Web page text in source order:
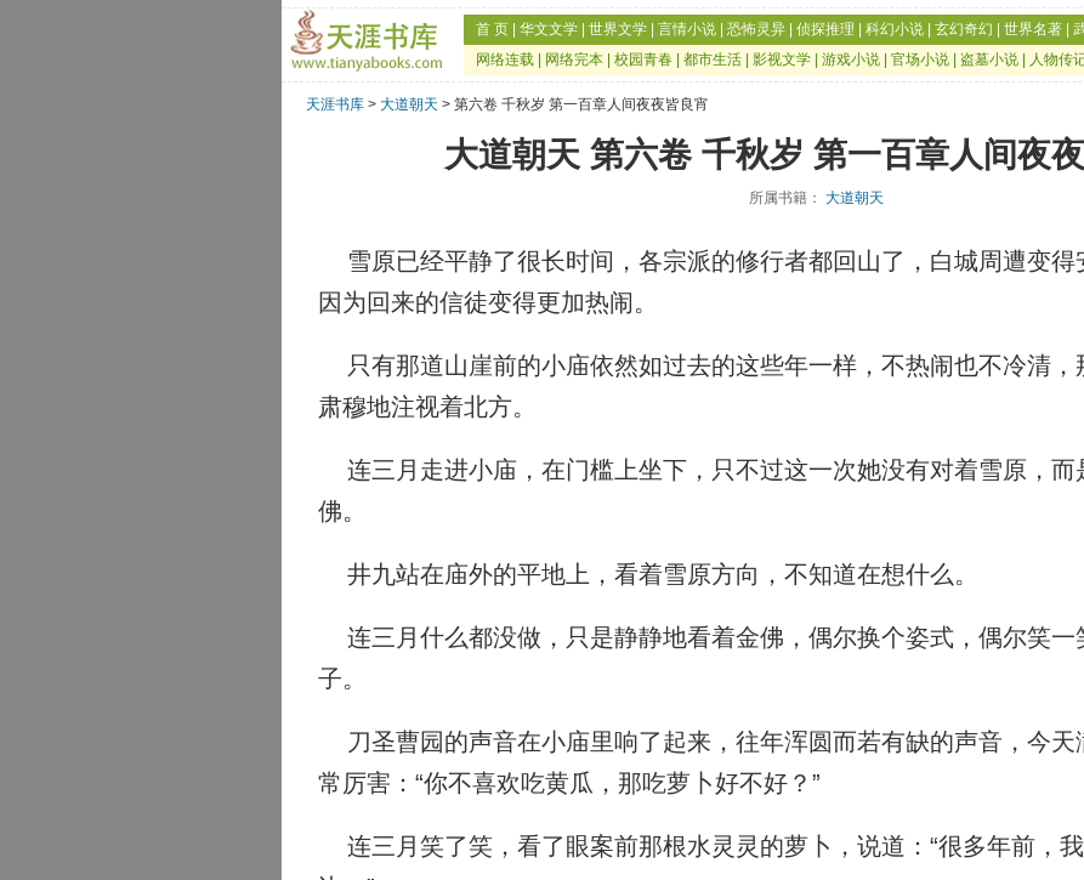
首 页 华文文学 世界文学 言情小说 恐怖灵异 侦探推理 科幻小说 玄幻奇幻 世界名著
网络连载
网络完本 校园青春 都市生活 影视文学 游戏小说 官场小说 盗墓小说 人物传
天涯书库 > 大道朝天 > 第六卷 千秋岁 第一百章人间夜夜皆良宵
大道朝天 第六卷 千秋岁 第一百章人间夜
所属书籍： 大道朝天
雪原已经平静了很长时间，各宗派的修行者都回山了，白城周遭变得
因为回来的信徒变得更加热闹。
只有那道山崖前的小庙依然如过去的这些年一样，不热闹也不冷清，
肃穆地注视着北方。
连三月走进小庙，在门槛上坐下，只不过这一次她没有对着雪原，而
佛。
井九站在庙外的平地上，看着雪原方向，不知道在想什么。
连三月什么都没做，只是静静地看着金佛，偶尔换个姿式，偶尔笑一
子。
刀圣曹园的声音在小庙里响了起来，往年浑圆而若有缺的声音，今天
常厉害：“你不喜欢吃黄瓜，那吃萝卜好不好？”
连三月笑了笑，看了眼案前那根水灵灵的萝卜，说道：“很多年前，